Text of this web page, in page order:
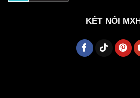
KẾT NỐI MXH